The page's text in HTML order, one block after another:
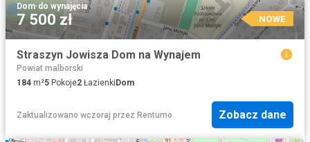
Dom·do wynajęcia
7 500 zł NOWE
Straszyn Jowisza Dom na Wynajem
Powiat malborski
184 m²5 Pokoje2 ŁazienkiDom
Zaktualizowano wczoraj przez Rentumo Zobacz dane